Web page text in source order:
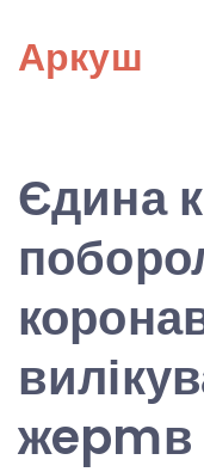
content
Аркуш
Єдина
жepmв